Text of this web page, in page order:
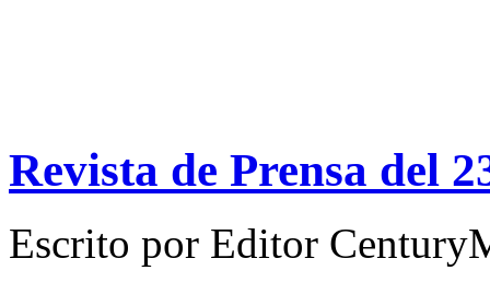
Revista de Prensa del
Escrito por Editor